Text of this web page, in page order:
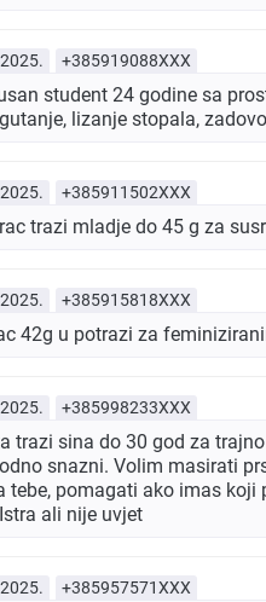
+385919088XXX
student 24 godine sa
lizanje stopala,
+385911502XXX
trazi mladje do 45 g za
+385915818XXX
42g u potrazi za
+385998233XXX
trazi sina do 30 god za
snazni. Volim masirati
tebe, pomagati ako imas
ali nije uvjet
+385957571XXX